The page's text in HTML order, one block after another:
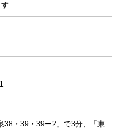
38・39・39ー2」で3分、「東